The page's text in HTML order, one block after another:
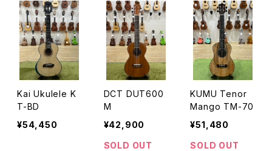
Kai Ukulele K
T-BD
¥54,450
DCT DUT600
M
¥42,900
SOLD OUT
KUMU Tenor
Mango TM-70
¥51,480
SOLD OUT